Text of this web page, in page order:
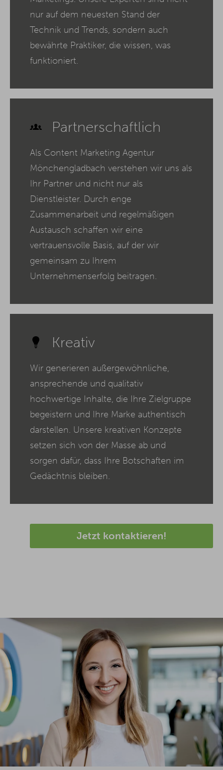
nur auf dem neuesten Stand der
Technik und Trends, sondern auch
bewährte Praktiker, die wissen, was
funktioniert.
Partnerschaftlich
Als Content Marketing Agentur
Mönchengladbach verstehen wir uns als
Ihr Partner und nicht nur als
Dienstleister. Durch enge
Zusammenarbeit und regelmäßigen
Austausch schaffen wir eine
vertrauensvolle Basis, auf der wir
gemeinsam zu Ihrem
Unternehmenserfolg beitragen.
Kreativ
Wir generieren außergewöhnliche,
ansprechende und qualitativ
hochwertige Inhalte, die Ihre Zielgruppe
begeistern und Ihre Marke authentisch
darstellen. Unsere kreativen Konzepte
setzen sich von der Masse ab und
sorgen dafür, dass Ihre Botschaften im
Gedächtnis bleiben.
Jetzt kontaktieren!